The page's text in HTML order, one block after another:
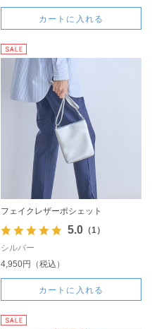
カートに入れる
フェイクレザーポシェット
5.0（1）
シルバー
4,950円（税込）
カートに入れる